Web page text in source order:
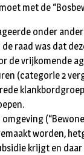
met de
onder
raad was dat
de vrijkomende
(categorie 2
worden,
krijgt en